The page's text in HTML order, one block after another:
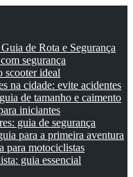
de Rota e Segurança
segurança
scooter ideal
na cidade: evite acidentes
de tamanho e caimento
iniciantes
guia de segurança
para a primeira aventura
para motociclistas
guia essencial